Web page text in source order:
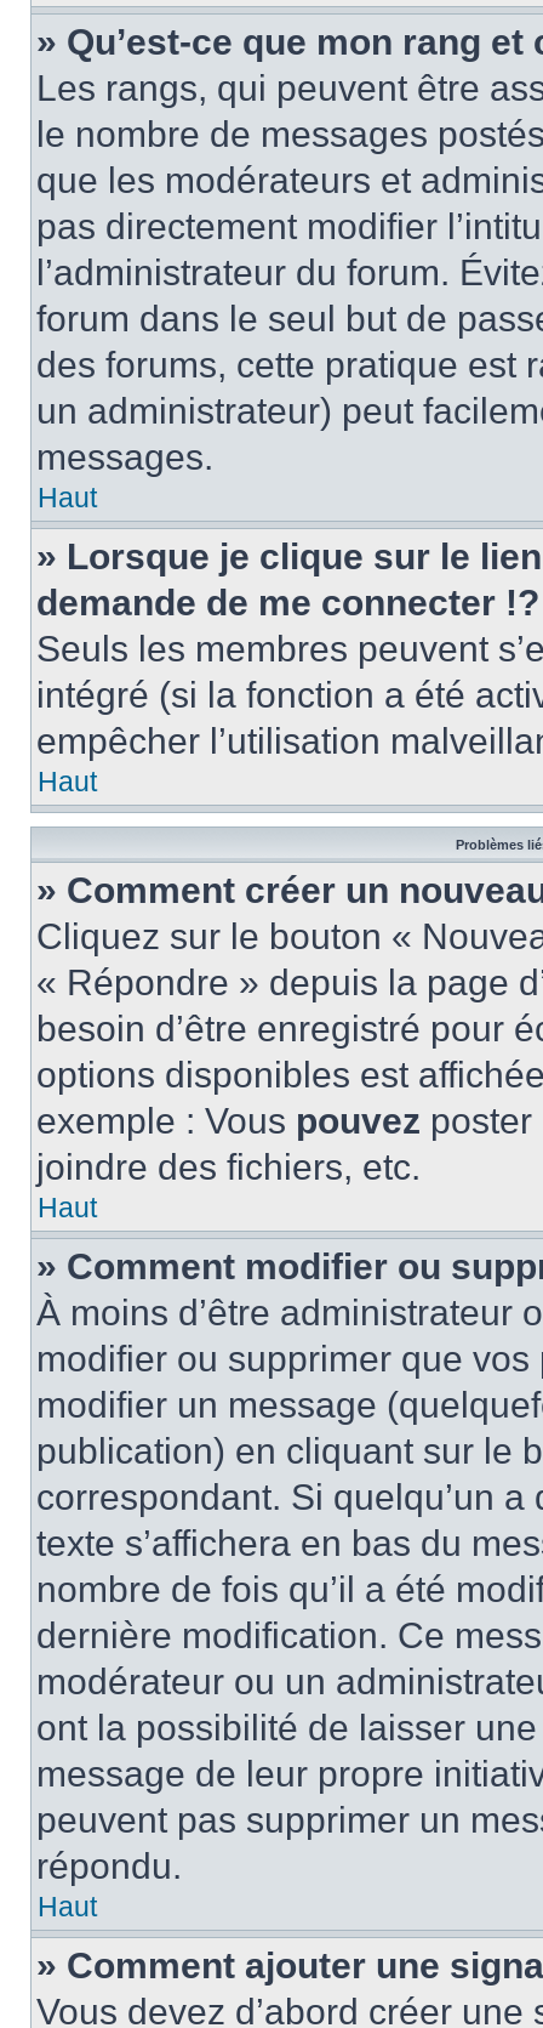
» Qu’est-ce que mon rang
Les rangs, qui peuvent être
le nombre de messages
que les modérateurs et
pas directement modifier
l’administrateur du forum.
forum dans le seul but de
des forums, cette pratique est
un administrateur) peut
messages.
Haut
» Lorsque je clique sur le
demande de me connecter !?
Seuls les membres peuvent
intégré (si la fonction a été
empêcher l’utilisation
Haut
Problèmes
» Comment créer un
Cliquez sur le bouton «
« Répondre » depuis la page
besoin d’être enregistré pour
options disponibles est
exemple : Vous pouvez
joindre des fichiers, etc.
Haut
» Comment modifier ou
À moins d’être administrateur
modifier ou supprimer que
modifier un message
publication) en cliquant sur le
correspondant. Si quelqu’un
texte s’affichera en bas du
nombre de fois qu’il a été
dernière modification. Ce
modérateur ou un
ont la possibilité de laisser
message de leur propre
peuvent pas supprimer un
répondu.
Haut
» Comment ajouter une
Vous devez d’abord créer